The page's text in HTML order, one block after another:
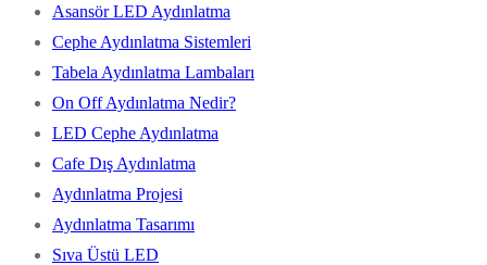
Asansör LED Aydınlatma
Cephe Aydınlatma Sistemleri
Tabela Aydınlatma Lambaları
On Off Aydınlatma Nedir?
LED Cephe Aydınlatma
Cafe Dış Aydınlatma
Aydınlatma Projesi
Aydınlatma Tasarımı
Sıva Üstü LED